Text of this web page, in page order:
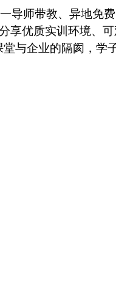
导师带教、异地免费
享优质实训环境、
与企业的隔阂，学